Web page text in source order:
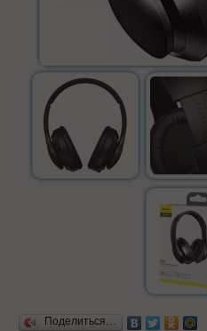
Поделиться…